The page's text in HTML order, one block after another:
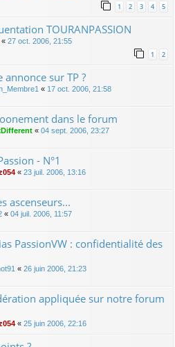
1 2 3 4 5
TOURANPASSION
« 27 oct. 2006, 21:55
1 2
sur TP ?
« 17 oct. 2006, 21:58
dans le forum
« 04 sept. 2006, 23:27
- N°1
« 23 juil. 2006, 13:16
ascenseurs...
« 04 juil. 2006, 11:57
PassionVW : confidentialité des
« 26 juin 2006, 21:23
appliquée sur notre forum
« 25 juin 2006, 22:16